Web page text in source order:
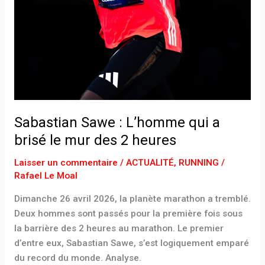
Sabastian Sawe : L’homme qui a
brisé le mur des 2 heures
Laisser un commentaire / ACTUALITÉ, RUNNING /
Rafael Le Moal
Dimanche 26 avril 2026, la planète marathon a tremblé.
Deux hommes sont passés pour la première fois sous
la barrière des 2 heures au marathon. Le premier
d’entre eux, Sabastian Sawe, s’est logiquement emparé
du record du monde. Analyse.